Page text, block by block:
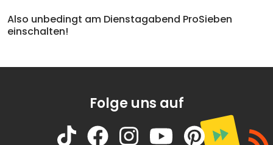
Also unbedingt am Dienstagabend ProSieben
einschalten!
Folge uns auf